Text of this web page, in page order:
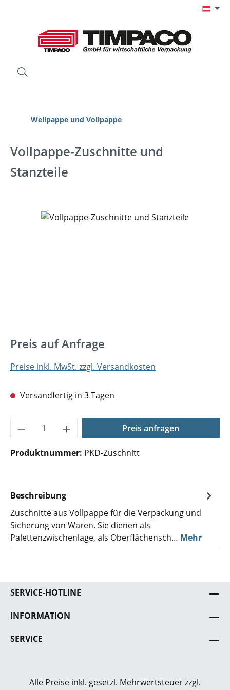
Wellpappe und Vollpappe
Vollpappe-Zuschnitte und
Stanzteile
Bildergalerie überspringen
Preis auf Anfrage
Preise inkl. MwSt. zzgl. Versandkosten
Versandfertig in 3 Tagen
Produkt Anzahl: Gib den gewünschten
Preis anfragen
Produktnummer: PKD-Zuschnitt
Beschreibung
Zuschnitte aus Vollpappe für die Verpackung und
Sicherung von Waren. Sie dienen als
Palettenzwischenlage, als Oberflächensch… Mehr
SERVICE-HOTLINE
INFORMATION
SERVICE
Alle Preise inkl. gesetzl. Mehrwertsteuer zzgl.